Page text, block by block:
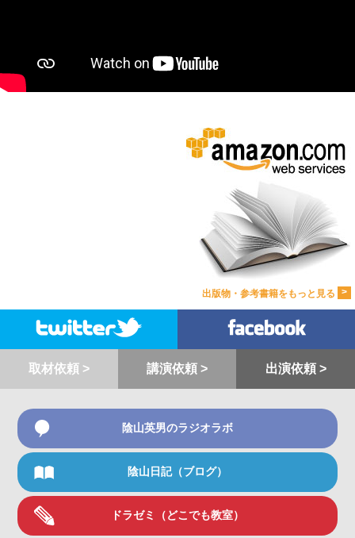
出版物・参考書籍をもっと見る >
取材依頼 > 講演依頼 > 出演依頼 >
陰山英男のラジオラボ
陰山日記（ブログ）
ドラゼミ（どこでも教室）